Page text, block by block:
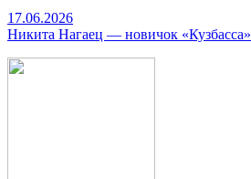
17.06.2026
Никита Нагаец — новичок «Кузбасса»